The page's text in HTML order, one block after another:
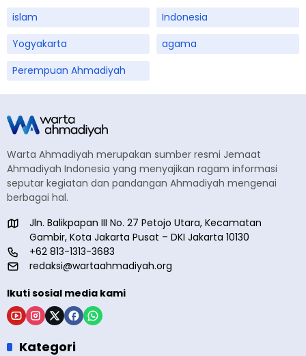
islam
Indonesia
Yogyakarta
agama
Perempuan Ahmadiyah
Warta Ahmadiyah merupakan sumber resmi Jemaat
Ahmadiyah Indonesia yang menyajikan ragam informasi
seputar kegiatan dan pandangan Ahmadiyah mengenai
berbagai hal.
Jln. Balikpapan III No. 27 Petojo Utara, Kecamatan
Gambir, Kota Jakarta Pusat – DKI Jakarta 10130
+62 813-1313-3683
redaksi@wartaahmadiyah.org
Ikuti sosial media kami
Kategori